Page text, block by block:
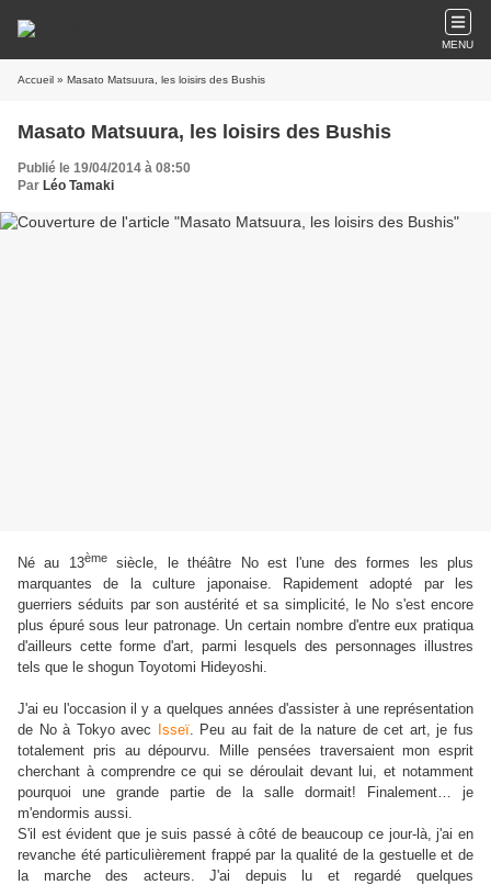
MENU
Accueil » Masato Matsuura, les loisirs des Bushis
Masato Matsuura, les loisirs des Bushis
Publié le 19/04/2014 à 08:50
Par Léo Tamaki
Né au 13èmesiècle, le théâtre No est l'une des formes les plus
marquantes de la culture japonaise. Rapidement adopté par les
guerriers séduits par son austérité et sa simplicité, le No s'est encore
plus épuré sous leur patronage. Un certain nombre d'entre eux pratiqua
d'ailleurs cette forme d'art, parmi lesquels des personnages illustres
tels que le shogun Toyotomi Hideyoshi.
J'ai eu l'occasion il y a quelques années d'assister à une représentation
de No à Tokyo avec Isseï. Peu au fait de la nature de cet art, je fus
totalement pris au dépourvu. Mille pensées traversaient mon esprit
cherchant à comprendre ce qui se déroulait devant lui, et notamment
pourquoi une grande partie de la salle dormait! Finalement… je
m'endormis aussi.
S'il est évident que je suis passé à côté de beaucoup ce jour-là, j'ai en
revanche été particulièrement frappé par la qualité de la gestuelle et de
la marche des acteurs. J'ai depuis lu et regardé quelques